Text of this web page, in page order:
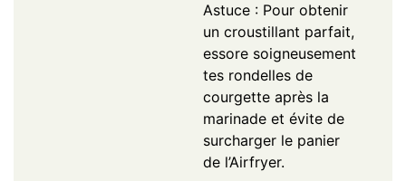
Astuce : Pour obtenir
un croustillant parfait,
essore soigneusement
tes rondelles de
courgette après la
marinade et évite de
surcharger le panier
de l’Airfryer.